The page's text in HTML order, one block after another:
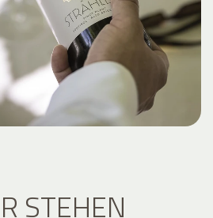
STEHEN